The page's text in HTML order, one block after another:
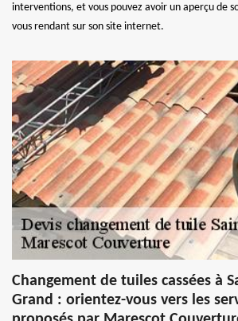
interventions, et vous pouvez avoir un aperçu de
vous rendant sur son site internet.
Changement de tuiles cassées à
Grand : orientez-vous vers les